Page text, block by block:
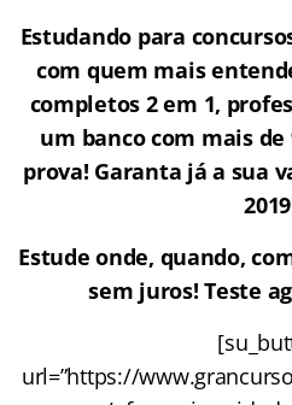
Estudando para
com quem mais
completos 2 em 1,
um banco com mais de
prova! Garanta já a sua
Estude onde, quando,
sem juros! Teste
url=”https://